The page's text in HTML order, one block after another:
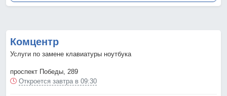
Комцентр
Услуги по замене клавиатуры ноутбука
проспект Победы, 289
Откроется завтра в 09:30